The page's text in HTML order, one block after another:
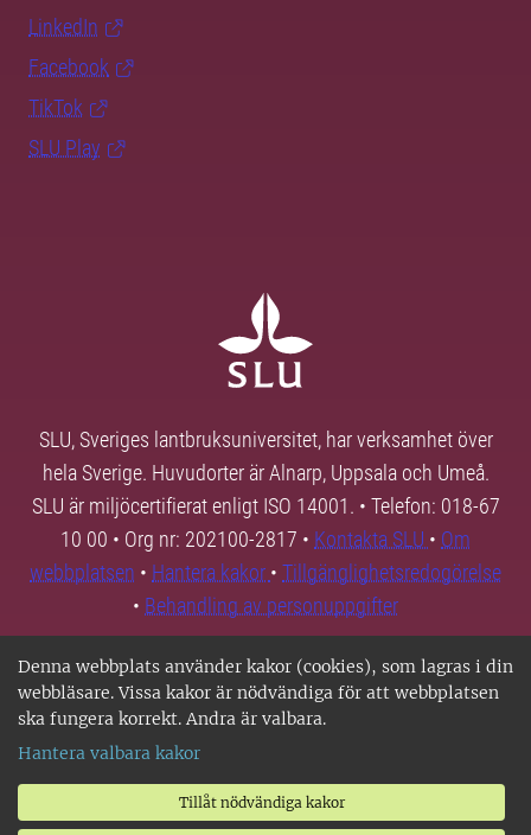
Denna webbplats använder kakor (cookies), som lagras i din
webbläsare. Vissa kakor är nödvändiga för att webbplatsen
ska fungera korrekt. Andra är valbara.
Hantera valbara kakor
Tillåt nödvändiga kakor
LinkedIn
Facebook
TikTok
SLU Play
SLU, Sveriges lantbruksuniversitet, har verksamhet över
hela Sverige. Huvudorter är Alnarp, Uppsala och Umeå.
SLU är miljöcertifierat enligt ISO 14001. • Telefon: 018-67
10 00 • Org nr: 202100-2817 • Kontakta SLU • Om
webbplatsen • Hantera kakor • Tillgänglighetsredogörelse
• Behandling av personuppgifter